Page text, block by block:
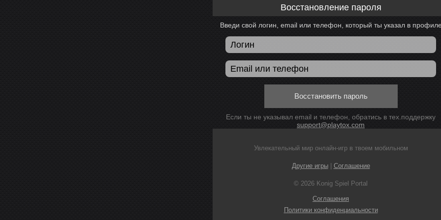
Восстановление пароля
Введи свой логин, email или телефон, который ты указал в
Восстановить пароль
Если ты не указывал email и телефон, обратись в тех.поддержку
support@playtox.com
Увлекательный мир онлайн-игр в твоем мобильном
Другие игры| Соглашение
© 2026 Konig Spiel Portal
Соглашения
Политики конфиденциальности